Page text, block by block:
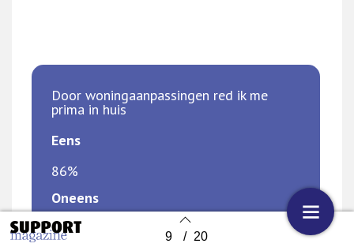
Back to index 9 / 20
Door woningaanpassingen red ik me
prima in huis
Eens
86%
Oneens
14%